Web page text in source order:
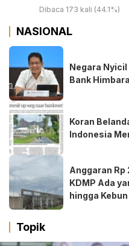
Dibaca 173 kali (44.1%)
NASIONAL
Negara Nyicil
Bank
Koran
Indonesia
Anggaran Rp
KDMP Ada
hingga Kebun
Topik